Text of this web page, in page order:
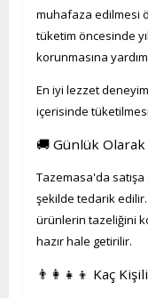
muhafaza edilmesi
tüketim öncesinde
korunmasına
En iyi lezzet
içerisinde
🚚 Günlük
Tazemasa'da
şekilde tedarik
ürünlerin tazeliğini
hazır hale getirilir.
👨‍👩‍👧‍👦 Kaç